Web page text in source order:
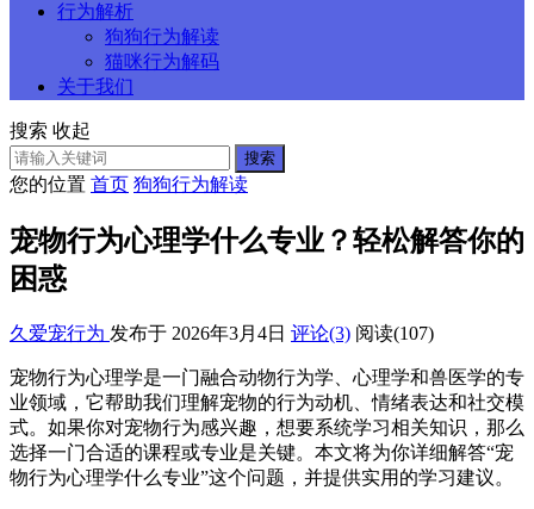
行为解析
狗狗行为解读
猫咪行为解码
关于我们
搜索 收起
搜索
您的位置 首页 狗狗行为解读
宠物行为心理学什么专业？轻松解答你的
困惑
久爱宠行为 发布于 2026年3月4日 评论(3) 阅读(107)
宠物行为心理学是一门融合动物行为学、心理学和兽医学的专
业领域，它帮助我们理解宠物的行为动机、情绪表达和社交模
式。如果你对宠物行为感兴趣，想要系统学习相关知识，那么
选择一门合适的课程或专业是关键。本文将为你详细解答“宠
物行为心理学什么专业”这个问题，并提供实用的学习建议。